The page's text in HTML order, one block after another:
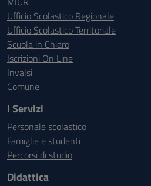
Ufficio Scolastico Regionale
Ufficio Scolastico Territoriale
Scuola in Chiaro
Iscrizioni On Line
Invalsi
Comune
I Servizi
Personale scolastico
Famiglie e studenti
Percorsi di studio
Didattica